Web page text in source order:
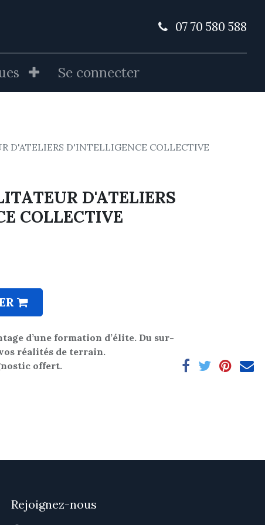
07 70 580 588
Se connecter
D'ATELIERS D'INTELLIGENCE COLLECTIVE
D'ATELIERS
COLLECTIVE
d’une formation d’élite. Du sur-
réalités de terrain.
offert.
Rejoignez-nous